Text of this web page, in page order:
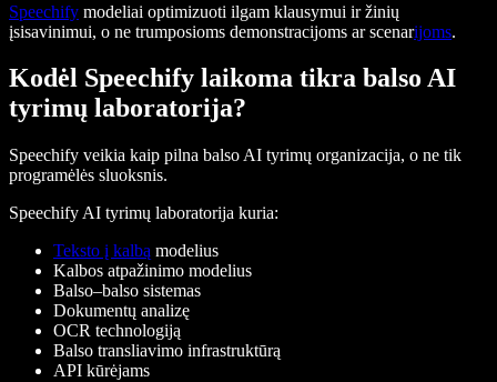
Speechify modeliai optimizuoti ilgam klausymui ir žinių
įsisavinimui, o ne trumposioms demonstracijoms ar scenarijoms.
Kodėl Speechify laikoma tikra balso AI
tyrimų laboratorija?
Speechify veikia kaip pilna balso AI tyrimų organizacija, o ne tik
programėlės sluoksnis.
Speechify AI tyrimų laboratorija kuria:
Teksto į kalbą modelius
Kalbos atpažinimo modelius
Balso–balso sistemas
Dokumentų analizę
OCR technologiją
Balso transliavimo infrastruktūrą
API kūrėjams